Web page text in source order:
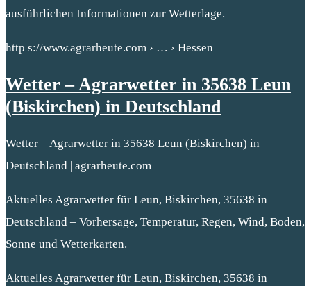
ausführlichen Informationen zur Wetterlage.
http s://www.agrarheute.com › … › Hessen
Wetter – Agrarwetter in 35638 Leun
(Biskirchen) in Deutschland
Wetter – Agrarwetter in 35638 Leun (Biskirchen) in
Deutschland | agrarheute.com
Aktuelles Agrarwetter für Leun, Biskirchen, 35638 in
Deutschland – Vorhersage, Temperatur, Regen, Wind, Boden,
Sonne und Wetterkarten.
Aktuelles Agrarwetter für Leun, Biskirchen, 35638 in